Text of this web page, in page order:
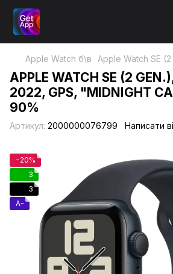
Apple Watch б\в Apple Watch SE
APPLE WATCH SE (2
2022, GPS, "MIDNIGHT
90%
Артикул: 2000000076799 Написати
−20%
3
3
A-